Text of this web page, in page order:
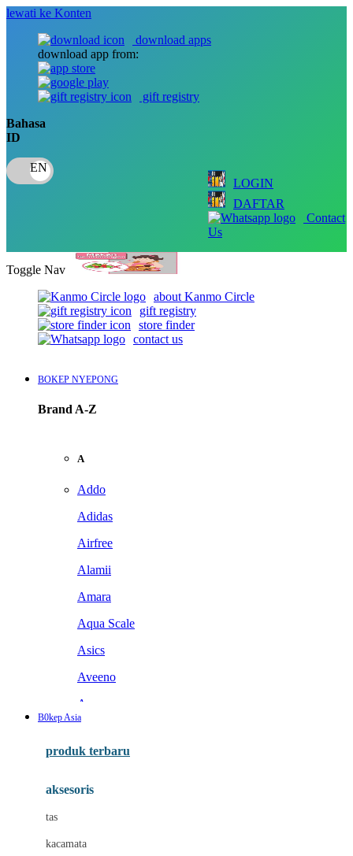
lewati ke Konten
download apps
download app from:
gift registry
Bahasa
ID
LOGIN
DAFTAR
Contact
Us
Toggle Nav
about Kanmo Circle
gift registry
store finder
contact us
BOKEP NYEPONG
Brand A-Z
A
Addo
Adidas
Airfree
Alamii
Amara
Aqua Scale
Asics
Aveeno
Awan
Baabaasheepz
Baby Dove
B0kep Asia
produk terbaru
aksesoris
tas
kacamata